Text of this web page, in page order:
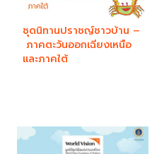
ชุดนิทานปราชญ์ชาวบ้าน –
ภาคตะวันออกเฉียงเหนือ
และภาคใต้